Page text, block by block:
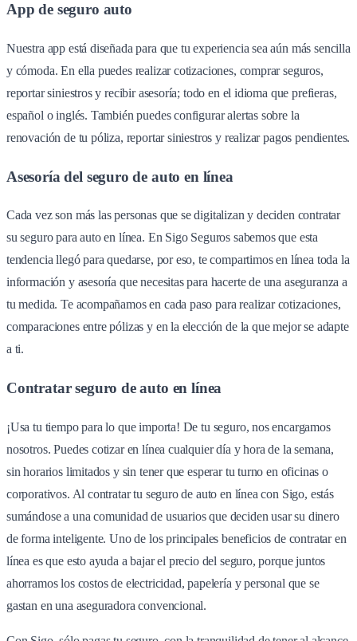
App de seguro auto
Nuestra app está diseñada para que tu experiencia sea aún más sencilla
y cómoda. En ella puedes realizar cotizaciones, comprar seguros,
reportar siniestros y recibir asesoría; todo en el idioma que prefieras,
español o inglés. También puedes configurar alertas sobre la
renovación de tu póliza, reportar siniestros y realizar pagos pendientes.
Asesoría del seguro de auto en línea
Cada vez son más las personas que se digitalizan y deciden contratar
su seguro para auto en línea. En Sigo Seguros sabemos que esta
tendencia llegó para quedarse, por eso, te compartimos en línea toda la
información y asesoría que necesitas para hacerte de una aseguranza a
tu medida. Te acompañamos en cada paso para realizar cotizaciones,
comparaciones entre pólizas y en la elección de la que mejor se adapte
a ti.
Contratar seguro de auto en línea
¡Usa tu tiempo para lo que importa! De tu seguro, nos encargamos
nosotros. Puedes cotizar en línea cualquier día y hora de la semana,
sin horarios limitados y sin tener que esperar tu turno en oficinas o
corporativos. Al contratar tu seguro de auto en línea con Sigo, estás
sumándose a una comunidad de usuarios que deciden usar su dinero
de forma inteligente. Uno de los principales beneficios de contratar en
línea es que esto ayuda a bajar el precio del seguro, porque juntos
ahorramos los costos de electricidad, papelería y personal que se
gastan en una aseguradora convencional.